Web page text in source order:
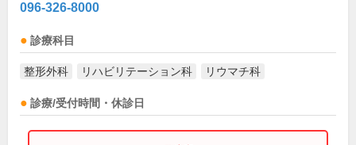
096-326-8000
診療科目
整形外科 リハビリテーション科 リウマチ科
診療/受付時間・休診日